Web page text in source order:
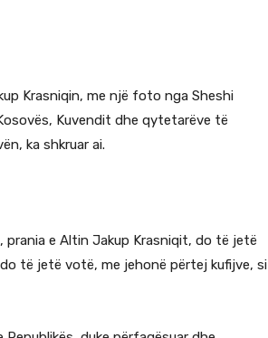
Krasniqin, me një foto nga Sheshi
Kuvendit dhe qytetarëve të
ka shkruar ai.
prania e Altin Jakup Krasniqit, do të jetë
të jetë votë, me jehonë përtej kufijve, si